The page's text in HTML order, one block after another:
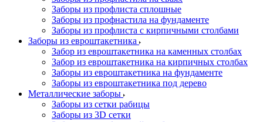
Заборы из профлиста сплошные
Заборы из профнастила на фундаменте
Заборы из профлиста с кирпичными столбами
Заборы из евроштакетника
Забор из евроштакетника на каменных столбах
Забор из евроштакетника на кирпичных столбах
Заборы из евроштакетника на фундаменте
Заборы из евроштакетника под дерево
Металлические заборы
Заборы из сетки рабицы
Заборы из 3D сетки